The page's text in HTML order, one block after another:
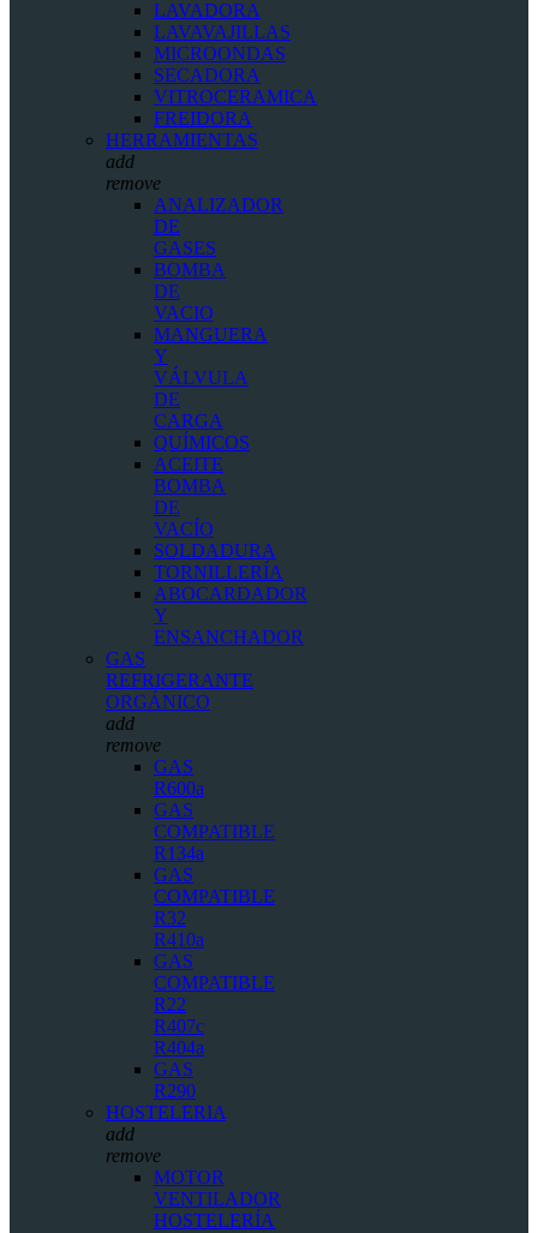
LAVADORA
LAVAVAJILLAS
MICROONDAS
SECADORA
VITROCERAMICA
FREIDORA
HERRAMIENTAS
add
remove
ANALIZADOR
DE
GASES
BOMBA
DE
VACIO
MANGUERA
Y
VÁLVULA
DE
CARGA
QUÍMICOS
ACEITE
BOMBA
DE
VACÍO
SOLDADURA
TORNILLERÍA
ABOCARDADOR
Y
ENSANCHADOR
GAS
REFRIGERANTE
ORGÁNICO
add
remove
GAS
R600a
GAS
COMPATIBLE
R134a
GAS
COMPATIBLE
R32
R410a
GAS
COMPATIBLE
R22
R407c
R404a
GAS
R290
HOSTELERIA
add
remove
MOTOR
VENTILADOR
HOSTELERÍA